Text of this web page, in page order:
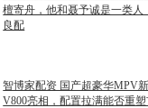
檀寄舟，他和聂予诚是一类人
良配
智博家配资 国产超豪华MPV
V800亮相，配置拉满能否重